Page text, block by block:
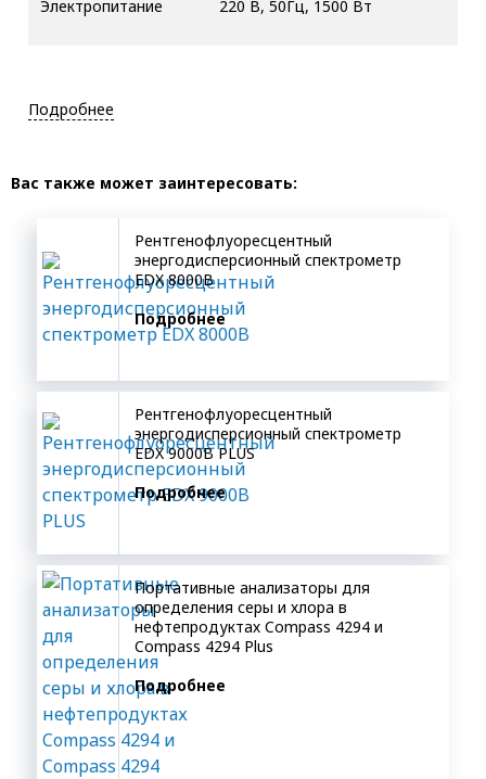
Электропитание 220 В, 50Гц, 1500 Вт
Подробнее
Вас также может заинтересовать:
Рентгенофлуоресцентный
энергодисперсионный спектрометр
EDX 8000B
Подробнее
Рентгенофлуоресцентный
энергодисперсионный спектрометр
EDX 9000B PLUS
Подробнее
Портативные анализаторы для
определения серы и хлора в
нефтепродуктах Compass 4294 и
Compass 4294 Plus
Подробнее